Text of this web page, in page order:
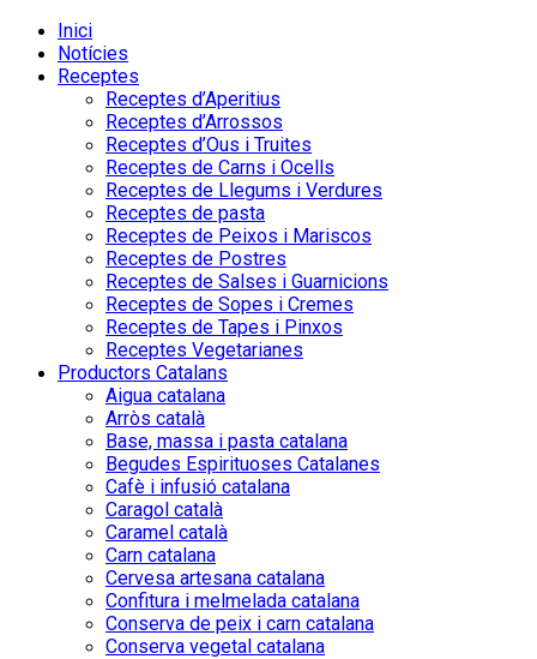
Inici
Notícies
Receptes
Receptes d’Aperitius
Receptes d’Arrossos
Receptes d’Ous i Truites
Receptes de Carns i Ocells
Receptes de Llegums i Verdures
Receptes de pasta
Receptes de Peixos i Mariscos
Receptes de Postres
Receptes de Salses i Guarnicions
Receptes de Sopes i Cremes
Receptes de Tapes i Pinxos
Receptes Vegetarianes
Productors Catalans
Aigua catalana
Arròs català
Base, massa i pasta catalana
Begudes Espirituoses Catalanes
Cafè i infusió catalana
Caragol català
Caramel català
Carn catalana
Cervesa artesana catalana
Confitura i melmelada catalana
Conserva de peix i carn catalana
Conserva vegetal catalana